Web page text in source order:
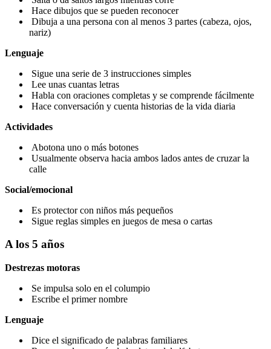
Hace dibujos que se pueden reconocer
Dibuja a una persona con al menos 3 partes (cabeza, ojos,
nariz)
Lenguaje
Sigue una serie de 3 instrucciones simples
Lee unas cuantas letras
Habla con oraciones completas y se comprende fácilmente
Hace conversación y cuenta historias de la vida diaria
Actividades
Abotona uno o más botones
Usualmente observa hacia ambos lados antes de cruzar la
calle
Social/emocional
Es protector con niños más pequeños
Sigue reglas simples en juegos de mesa o cartas
A los 5 años
Destrezas motoras
Se impulsa solo en el columpio
Escribe el primer nombre
Lenguaje
Dice el significado de palabras familiares